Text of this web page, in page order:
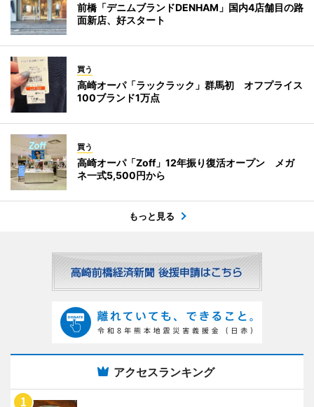
前橋「デニムブランドDENHAM」国内4店舗目の路
面新店、好スタート
買う
高崎オーパ「ラックラック」群馬初 オフプライス
100ブランド1万点
買う
高崎オーパ「Zoff」12年振り復活オープン メガ
ネ一式5,500円から
もっと見る
アクセスランキング